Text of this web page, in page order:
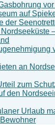
auf
der
an
zum
den
Urlaub